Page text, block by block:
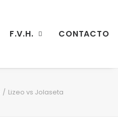
F.V.H. CONTACTO
Lizeo vs Jolaseta